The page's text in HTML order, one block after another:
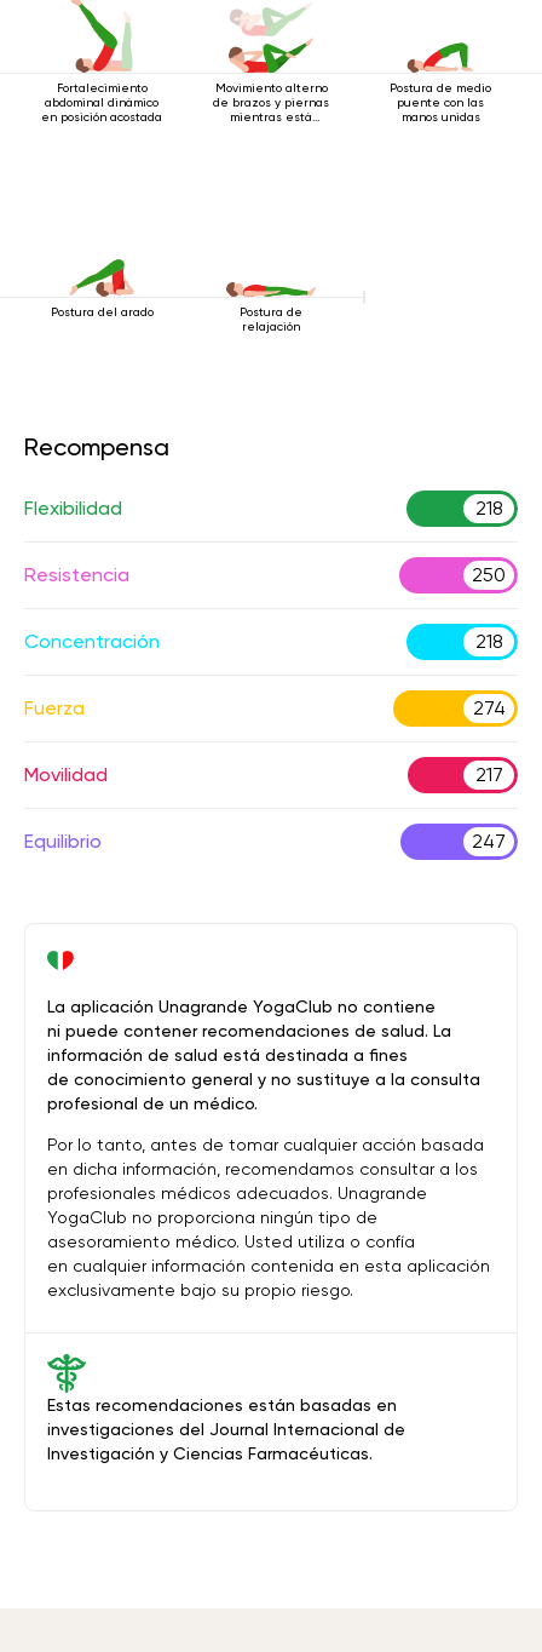
Fortalecimiento
abdominal dinámico
en posición acostada
Movimiento alterno
de brazos y piernas
mientras está
Postura de medio
puente con las
manos unidas
Postura del arado
Postura de
relajación
Recompensa
Flexibilidad 218
Resistencia 250
Concentración 218
Fuerza 274
Movilidad 217
Equilibrio 247
Estas recomendaciones están basadas en
investigaciones del Journal Internacional de
Investigación y Ciencias Farmacéuticas.
La aplicación Unagrande YogaClub no contiene
ni puede contener recomendaciones de salud. La
información de salud está destinada a fines
de conocimiento general y no sustituye a la consulta
profesional de un médico.
Por lo tanto, antes de tomar cualquier acción basada
en dicha información, recomendamos consultar a los
profesionales médicos adecuados. Unagrande
YogaClub no proporciona ningún tipo de
asesoramiento médico. Usted utiliza o confía
en cualquier información contenida en esta aplicación
exclusivamente bajo su propio riesgo.